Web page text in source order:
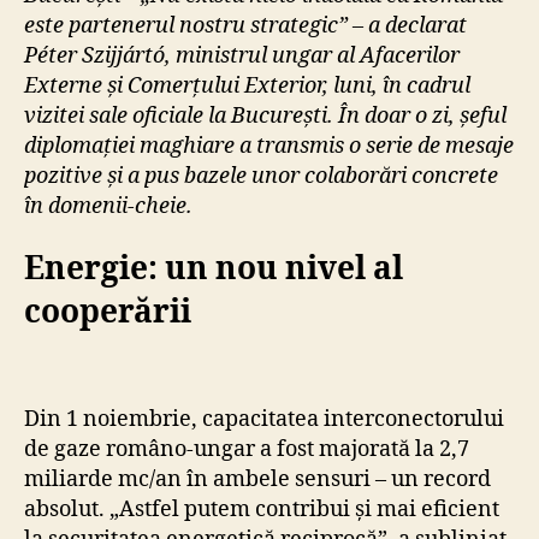
este partenerul nostru strategic” – a declarat
Péter Szijjártó, ministrul ungar al Afacerilor
Externe și Comerțului Exterior, luni, în cadrul
vizitei sale oficiale la București. În doar o zi, șeful
diplomației maghiare a transmis o serie de mesaje
pozitive și a pus bazele unor colaborări concrete
în domenii-cheie.
Energie: un nou nivel al
cooperării
Din 1 noiembrie, capacitatea interconectorului
de gaze româno-ungar a fost majorată la 2,7
miliarde mc/an în ambele sensuri – un record
absolut. „Astfel putem contribui și mai eficient